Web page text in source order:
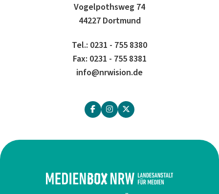
Vogelpothsweg 74
44227 Dortmund
Tel.: 0231 - 755 8380
Fax: 0231 - 755 8381
info@nrwision.de